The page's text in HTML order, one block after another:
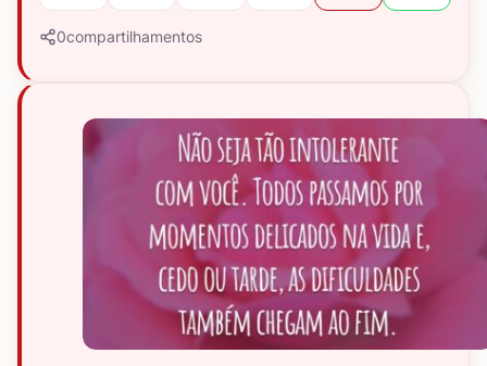
0compartilhamentos